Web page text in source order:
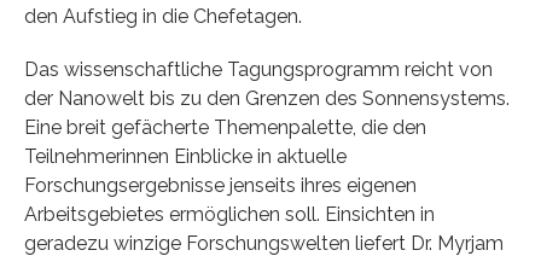
den Aufstieg in die Chefetagen.
Das wissenschaftliche Tagungsprogramm reicht von
der Nanowelt bis zu den Grenzen des Sonnensystems.
Eine breit gefächerte Themenpalette, die den
Teilnehmerinnen Einblicke in aktuelle
Forschungsergebnisse jenseits ihres eigenen
Arbeitsgebietes ermöglichen soll. Einsichten in
geradezu winzige Forschungswelten liefert Dr. Myrjam